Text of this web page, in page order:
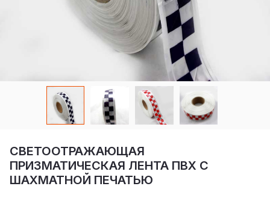
О КИНАССТАРС
Новый продукт
Каталог
СВЕТООТРАЖАЮЩАЯ
ПРИЗМАТИЧЕСКАЯ ЛЕНТА ПВХ С
ШАХМАТНОЙ ПЕЧАТЬЮ